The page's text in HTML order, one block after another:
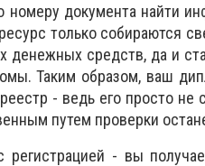
номеру документа найти
только собираются
денежных средств, да и
Таким образом, ваш
- ведь его просто
путем проверки
регистрацией - вы